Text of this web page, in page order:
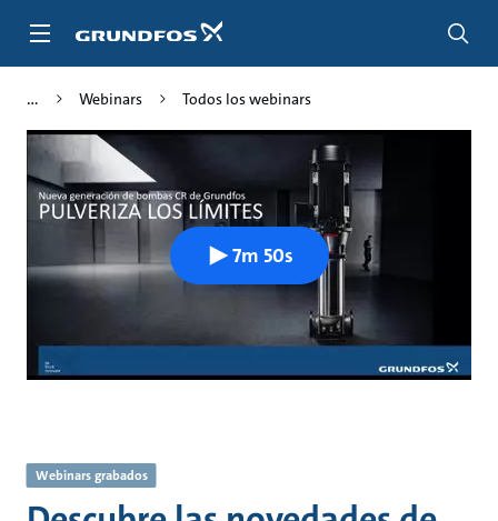
Webinars Todos los webinars
7m 50s
Webinars grabados